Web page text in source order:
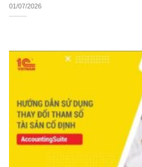
01/07/2026